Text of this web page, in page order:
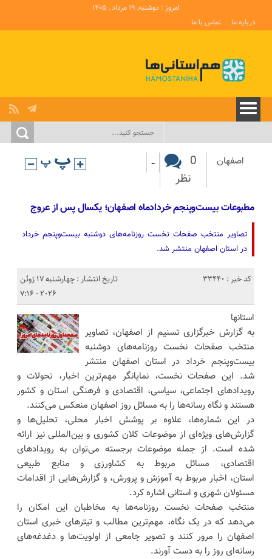
امروز : دوشنبه, ۱۹ مرداد , ۱۴۰۵
درباره ما
تماس با ما
اصفهان
0
نظر
-
مطبوعات بیست‌وپنجم خردادماه اصفهان؛ یکسال پس از عروج
تصاویر منتخب صفحات نخست روزنامه‌های دوشنبه بیست‌وپنجم خرداد
در استان اصفهان منتشر شد.
کد خبر : 33440
تاریخ انتشار : چهارشنبه 17 ژوئن
2026 - 7:16
استانها
به گزارش خبرگزاری تسنیم از اصفهان، تصاویر
منتخب صفحات نخست روزنامه‌های دوشنبه
بیست‌وپنجم خرداد در استان اصفهان منتشر
شد. این صفحات نخست، نمایانگر مهم‌ترین اخبار، تحولات و
رویدادهای اجتماعی، سیاسی، اقتصادی و فرهنگی استان و کشور
هستند و نگاه رسانه‌ها را به مسائل روز اصفهان منعکس می‌کنند.
در این شماره‌ها، علاوه بر پوشش اخبار محلی، تحلیل‌ها و
گزارش‌های ویژه‌ای از موضوعات کلان کشوری و بین‌المللی نیز ارائه
شده است. از جمله موضوعات برجسته می‌توان به رویدادهای
اقتصادی، مسائل مربوط به کشاورزی و منابع طبیعی
استان، اخبار مربوط به آموزش و پرورش، و گزارش‌هایی از اقدامات
مسئولان شهری و استانی اشاره کرد.
منتخب صفحات نخست روزنامه‌ها به مخاطبان این امکان را
می‌دهد که در یک نگاه، مهم‌ترین مطالب و تیترهای خبری استان
اصفهان را مرور کنند و تصویر جامعی از اولویت‌ها و دغدغه‌های
رسانه‌ای روز را به دست آورند.